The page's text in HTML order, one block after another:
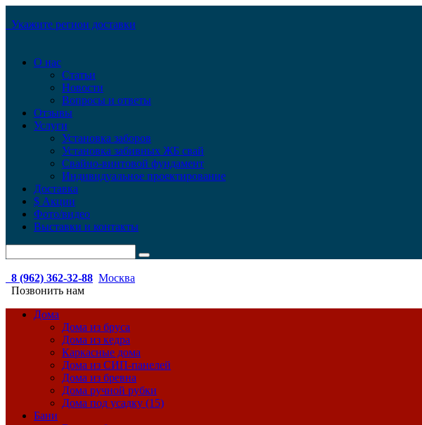
Укажите регион доставки
О нас
Статьи
Новости
Вопросы и ответы
Отзывы
Услуги
Установка заборов
Установка забивных ЖБ свай
Свайно-винтовой фундамент
Индивидуальное проектирование
Доставка
$ Акции
Фото/видео
Выставки и контакты
8 (962) 362-32-88 Москва
Позвонить нам
Дома
Дома из бруса
Дома из кедра
Каркасные дома
Дома из СИП-панелей
Дома из бревна
Дома ручной рубки
Дома под усадку (15)
Бани